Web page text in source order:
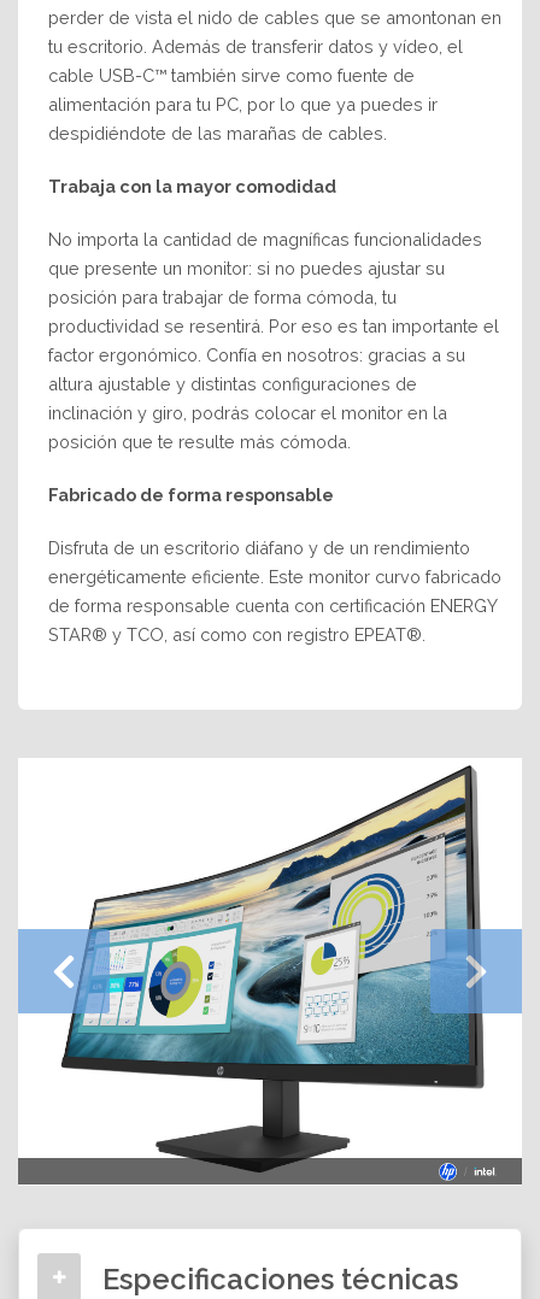
perder de vista el nido de cables que se amontonan en
tu escritorio. Además de transferir datos y vídeo, el
cable USB-C™ también sirve como fuente de
alimentación para tu PC, por lo que ya puedes ir
despidiéndote de las marañas de cables.
Trabaja con la mayor comodidad
No importa la cantidad de magníficas funcionalidades
que presente un monitor: si no puedes ajustar su
posición para trabajar de forma cómoda, tu
productividad se resentirá. Por eso es tan importante el
factor ergonómico. Confía en nosotros: gracias a su
altura ajustable y distintas configuraciones de
inclinación y giro, podrás colocar el monitor en la
posición que te resulte más cómoda.
Fabricado de forma responsable
Disfruta de un escritorio diáfano y de un rendimiento
energéticamente eficiente. Este monitor curvo fabricado
de forma responsable cuenta con certificación ENERGY
STAR® y TCO, así como con registro EPEAT®.
Especificaciones técnicas